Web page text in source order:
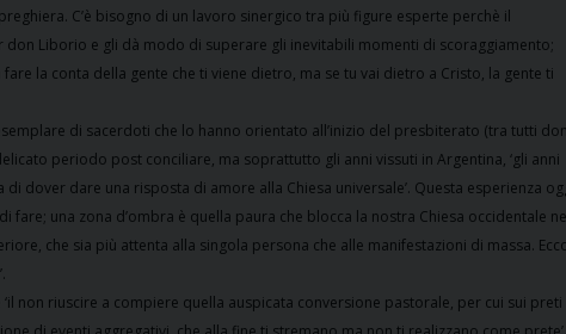
C’è bisogno di un lavoro sinergico tra più figure esperte perchè il
Liborio e gli dà modo di superare gli inevitabili momenti di scoraggiamento;
la conta della gente che ti viene dietro, ma se tu vai dietro a Cristo, la gente ti
di sacerdoti che lo hanno orientato all’inizio del presbiterato (tra tutti
periodo post conciliare, ma soprattutto gli anni vissuti in Argentina, ‘gli anni
dover dare una risposta di amore alla Chiesa universale’. Questa esperienza
una zona d’ombra è quella paura che blocca la nostra Chiesa occidentale
che sia più attenta alla singola persona che alle manifestazioni di massa.
non riuscire a compiere quella auspicata conversione pastorale, per cui sui preti